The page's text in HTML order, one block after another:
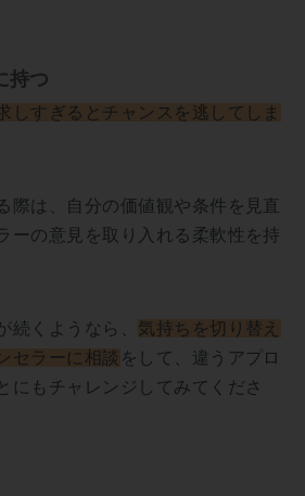
持つ
しすぎるとチャンスを逃してしま
際は、自分の価値観や条件を見直
ーの意見を取り入れる柔軟性を持
続くようなら、 気持ちを切り替え
セラーに相談 をして、違うアプロ
にもチャレンジしてみてくださ